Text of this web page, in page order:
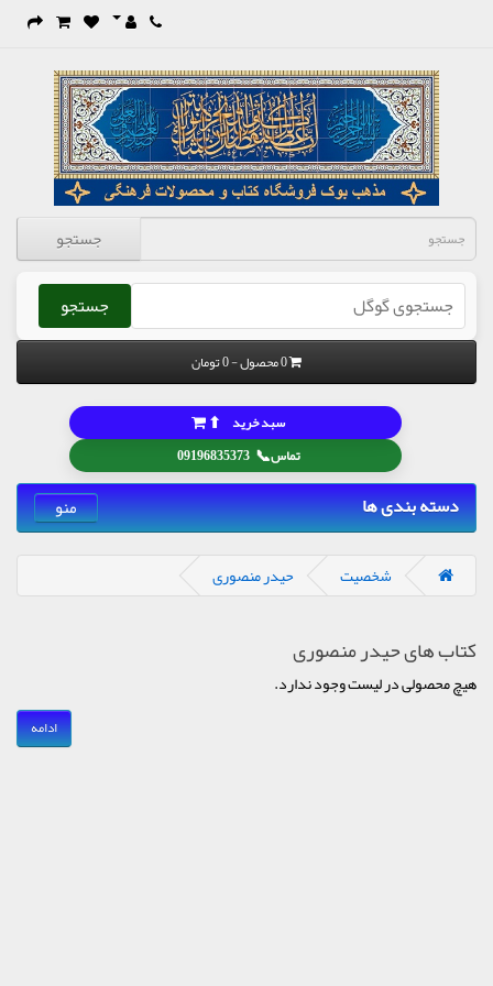
جستجو
جستجو
0 محصول - 0 تومان
تماس📞
09196835373
سبد خرید ⬆
دسته بندی ها منو
شخصیت حیدر منصوری
کتاب های حیدر منصوری
هیچ محصولی در لیست وجود ندارد.
ادامه